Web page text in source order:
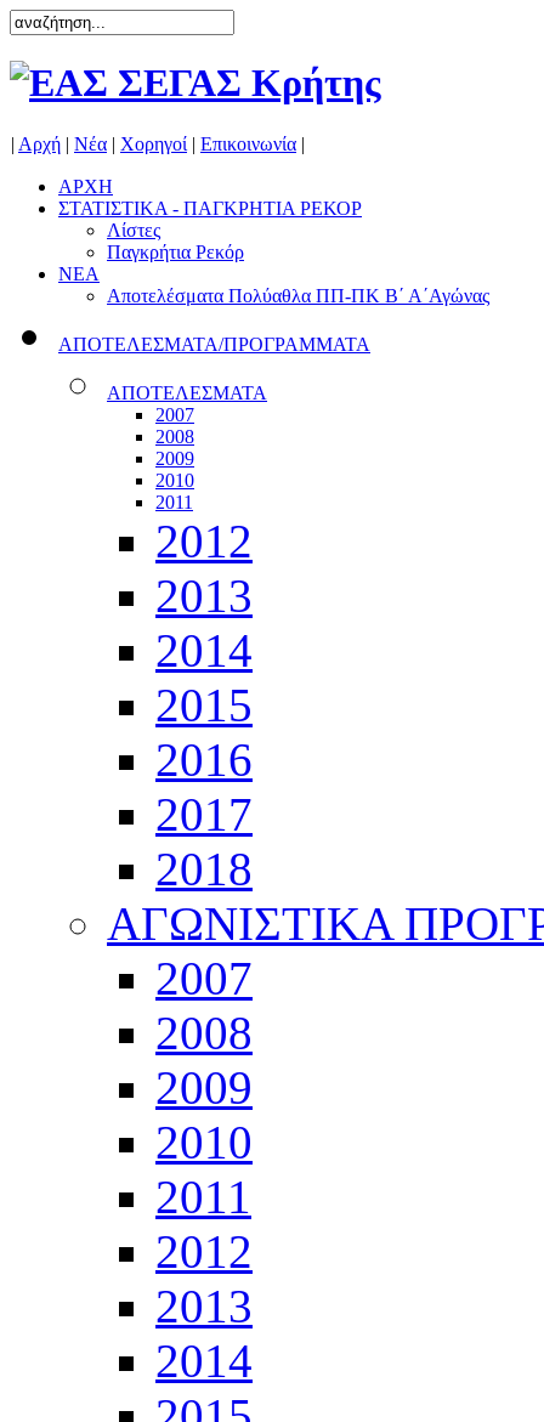
| Αρχή | Νέα | Χορηγοί | Επικοινωνία |
ΑΡΧΗ
ΣΤΑΤΙΣΤΙΚΑ - ΠΑΓΚΡΗΤΙΑ ΡΕΚΟΡ
Λίστες
Παγκρήτια Ρεκόρ
ΝΕΑ
Αποτελέσματα Πολύαθλα ΠΠ-ΠΚ Β΄ Α΄Αγώνας
ΑΠΟΤΕΛΕΣΜΑΤΑ/ΠΡΟΓΡΑΜΜΑΤΑ
ΑΠΟΤΕΛΕΣΜΑΤΑ
2007
2008
2009
2010
2011
2012
2013
2014
2015
2016
2017
2018
ΑΓΩΝΙΣΤΙΚΑ
2007
2008
2009
2010
2011
2012
2013
2014